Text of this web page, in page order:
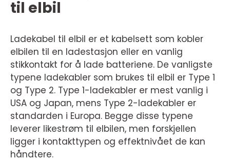
til elbil
Ladekabel til elbil er et kabelsett som kobler
elbilen til en ladestasjon eller en vanlig
stikkontakt for å lade batteriene. De vanligste
typene ladekabler som brukes til elbil er Type 1
og Type 2. Type 1-ladekabler er mest vanlig i
USA og Japan, mens Type 2-ladekabler er
standarden i Europa. Begge disse typene
leverer likestrøm til elbilen, men forskjellen
ligger i kontakttypen og effektnivået de kan
håndtere.